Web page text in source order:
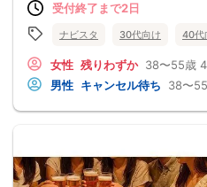
受付終了まで2日
ナビスタ 30代向け 40代
女性 残りわずか 38〜55歳
男性 キャンセル待ち 38〜